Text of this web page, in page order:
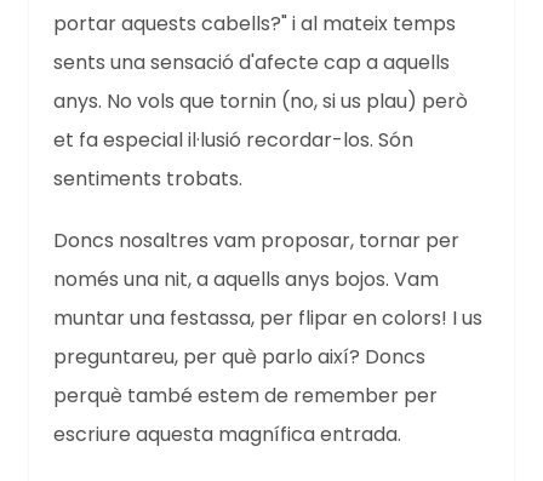
portar aquests cabells?" i al mateix temps
sents una sensació d'afecte cap a aquells
anys. No vols que tornin (no, si us plau) però
et fa especial il·lusió recordar-los. Són
sentiments trobats.
Doncs nosaltres vam proposar, tornar per
només una nit, a aquells anys bojos. Vam
muntar una festassa, per flipar en colors! I us
preguntareu, per què parlo així? Doncs
perquè també estem de remember per
escriure aquesta magnífica entrada.